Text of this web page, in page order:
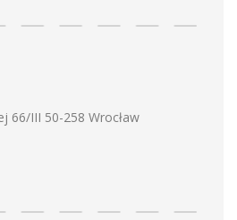
66/III 50-258 Wrocław